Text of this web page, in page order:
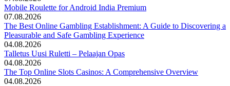
Mobile Roulette for Android India Premium
07.08.2026
The Best Online Gambling Establishment: A Guide to Discovering a
Pleasurable and Safe Gambling Experience
04.08.2026
Talletus Uusi Ruletti – Pelaajan Opas
04.08.2026
The Top Online Slots Casinos: A Comprehensive Overview
04.08.2026